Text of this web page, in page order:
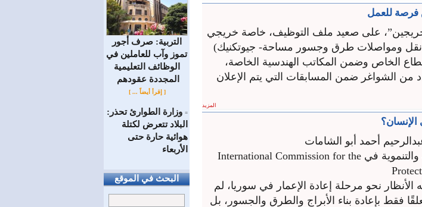
التربية: صرف أجور
تموز وآب للعاملين في
الوظائف ‏التعليمية
المجددة عقودهم ‏
[ إقرأ أيضاً ... ]
= وزارة الطوارئ تحذر:
البلاد تتعرض لكتلة
هوائية حارة حتى
الأربعاء
البحث في الموقع
فرصة للعمل
على صعيد ملف التوظيف، خاصة خريجي
نقل ومواصلات طرق وجسور مساحة- جيوتكنيك)
الخاص وضمن المكاتب الهندسية الخاصة،
الشواغر ضمن المسابقات التي يتم الإعلان
المزيد
أحمد أبو الشامات
مدير المشاريع الإنسانية والتنموية في International Commission for the
نحو مرحلة إعادة الإعمار في سوريا، لم
فقط بإعادة بناء الأبراج والطرق والجسور، بل